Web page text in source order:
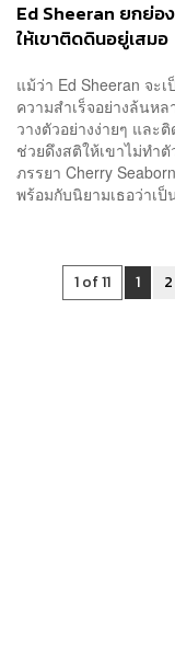
Ed Sheeran ยกย่อ
ให้เขาติดดินอยู่เสมอ
แม้ว่า Ed Sheeran จะ
ความสำเร็จอย่างล้นห
วางตัวอย่างง่ายๆ และ
ช่วยดึงสติให้เขาไม่ทำ
ภรรยา Cherry
พร้อมกับนิยามเธอว่าเป็
1 of 11 1 2